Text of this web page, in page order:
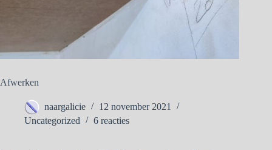
Afwerken
naargalicie
12 november 2021
Uncategorized
6 reacties